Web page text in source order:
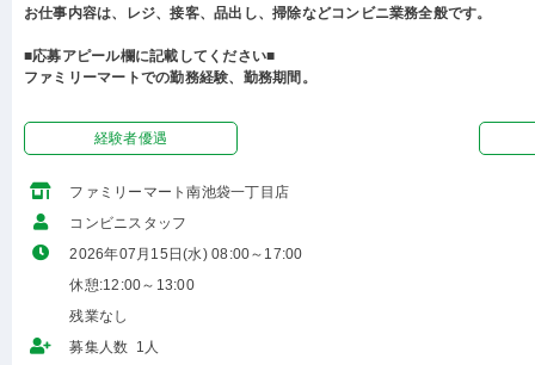
お仕事内容は、レジ、接客、品出し、掃除などコンビニ業務全般です。
■応募アピール欄に記載してください■
ファミリーマートでの勤務経験、勤務期間。
経験者優遇
ファミリーマート南池袋一丁目店
コンビニスタッフ
2026年07月15日(水) 08:00～17:00
休憩:12:00～13:00
残業なし
募集人数 1人